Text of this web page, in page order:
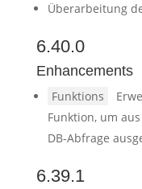
Überarbeitung
6.40.0
Enhancements
Funktions
Funktion, um
DB-Abfrage
6.39.1